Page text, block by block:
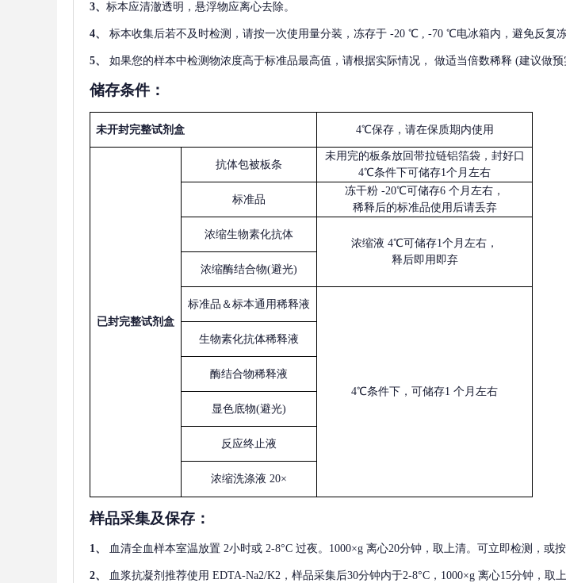
3、 标本应清澈透明，悬浮物应离心去除。
4、 标本收集后若不及时检测，请按一次使用量分装，冻存于 -20 ℃ , -70 ℃电冰箱内，避免反复冻
5、 如果您的样本中检测物浓度高于标准品最高值，请根据实际情况， 做适当倍数稀释 (建议做预
储存条件：
未开封完整试剂盒 4℃保存，请在保质期内使用
已封完整试剂盒
抗体包被板条
未用完的板条放回带拉链铝箔袋，封好口
4℃条件下可储存1个月左右
标准品
冻干粉 -20℃可储存6 个月左右，
稀释后的标准品使用后请丢弃
浓缩生物素化抗体
浓缩液 4℃可储存1个月左右，
释后即用即弃
浓缩酶结合物(避光)
标准品＆标本通用稀释液
4℃条件下，可储存1 个月左右
生物素化抗体稀释液
酶结合物稀释液
显色底物(避光)
反应终止液
浓缩洗涤液 20×
样品采集及保存 ：
1、 血清全血样本室温放置 2小时或 2-8°C 过夜。1000×g 离心20分钟，取上清。可立即检测，或
2、 血浆抗凝剂推荐使用 EDTA-Na2/K2，样品采集后30分钟内于2-8°C，1000×g 离心15分钟，